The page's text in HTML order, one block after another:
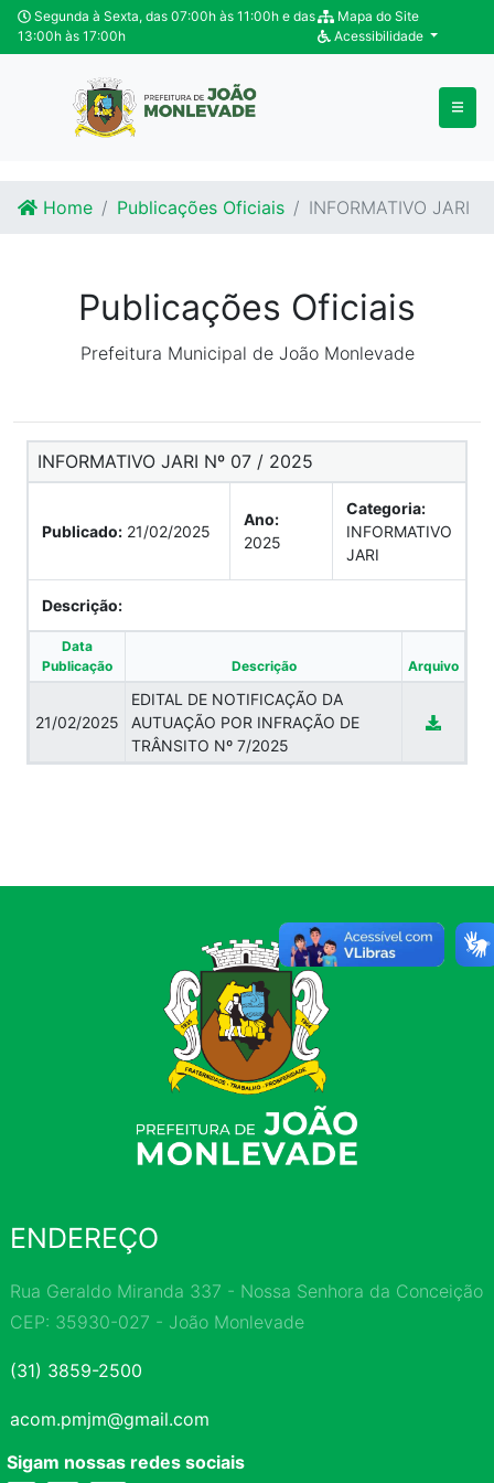
Ir para o conteúdo
Ir para o fim do conteúdo
Segunda à Sexta, das 07:00h às 11:00h e das
13:00h às 17:00h
Mapa do Site
Acessibilidade
Home Publicações Oficiais INFORMATIVO JARI
Publicações Oficiais
Prefeitura Municipal de João Monlevade
INFORMATIVO JARI Nº 07 / 2025
Publicado: 21/02/2025
Ano:
2025
Categoria:
INFORMATIVO
JARI
Descrição:
Data
Publicação
Descrição Arquivo
21/02/2025
EDITAL DE NOTIFICAÇÃO DA
AUTUAÇÃO POR INFRAÇÃO DE
TRÂNSITO Nº 7/2025
ENDEREÇO
Rua Geraldo Miranda 337 - Nossa Senhora da Conceição
CEP: 35930-027 - João Monlevade
(31) 3859-2500
acom.pmjm@gmail.com
Sigam nossas redes sociais